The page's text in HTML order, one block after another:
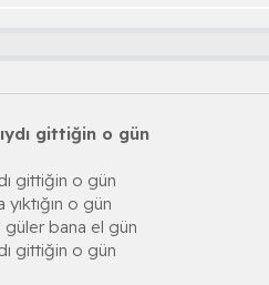
bizede binecek
insanlar
inmez oldu adamlar
dolu vicdanlar
gittiğin o gün
gittiğin o gün
o gün
güler bana el gün
gittiğin o gün